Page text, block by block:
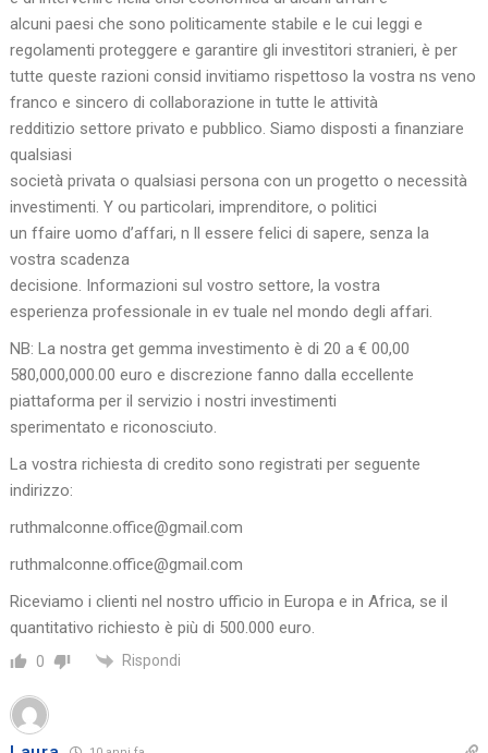
alcuni paesi che sono politicamente stabile e le cui leggi e
regolamenti proteggere e garantire gli investitori stranieri, è per
tutte queste razioni consid invitiamo rispettoso la vostra ns veno
franco e sincero di collaborazione in tutte le attività
redditizio settore privato e pubblico. Siamo disposti a finanziare
qualsiasi
società privata o qualsiasi persona con un progetto o necessità
investimenti. Y ou particolari, imprenditore, o politici
un ffaire uomo d’affari, n ll essere felici di sapere, senza la
vostra scadenza
decisione. Informazioni sul vostro settore, la vostra
esperienza professionale in ev tuale nel mondo degli affari.
NB: La nostra get gemma investimento è di 20 a € 00,00
580,000,000.00 euro e discrezione fanno dalla eccellente
piattaforma per il servizio i nostri investimenti
sperimentato e riconosciuto.
La vostra richiesta di credito sono registrati per seguente
indirizzo:
ruthmalconne.office@gmail.com
ruthmalconne.office@gmail.com
Riceviamo i clienti nel nostro ufficio in Europa e in Africa, se il
quantitativo richiesto è più di 500.000 euro.
0 Rispondi